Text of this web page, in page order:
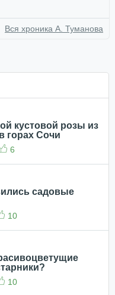
Вся хроника А. Туманова
кустовой розы из
горах Сочи
6
садовые
10
10